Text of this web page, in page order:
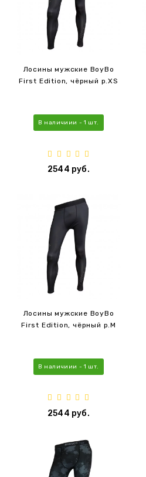
Лосины мужские BoyBo
First Edition, чёрный р.XS
В наличиии - 1 шт.
2544 руб.
Лосины мужские BoyBo
First Edition, чёрный р.M
В наличиии - 1 шт.
2544 руб.